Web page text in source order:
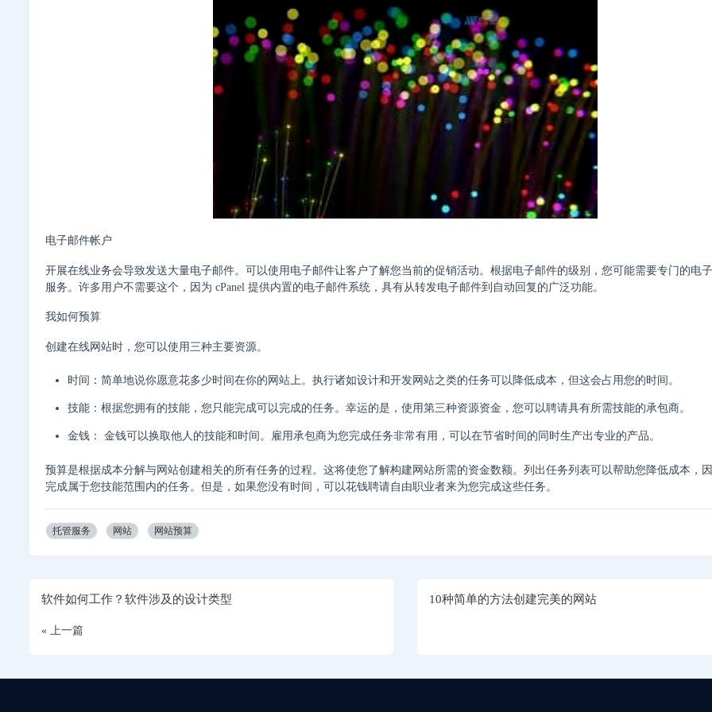
电子邮件帐户
开展在线业务会导致发送大量电子邮件。可以使用电子邮件让客户了解您当前的促销活动。根据电子邮件的级别，您可能需要专门的电
服务。许多用户不需要这个，因为 cPanel 提供内置的电子邮件系统，具有从转发电子邮件到自动回复的广泛功能。
我如何预算
创建在线网站时，您可以使用三种主要资源。
时间：简单地说你愿意花多少时间在你的网站上。执行诸如设计和开发网站之类的任务可以降低成本，但这会占用您的时间。
技能：根据您拥有的技能，您只能完成可以完成的任务。幸运的是，使用第三种资源资金，您可以聘请具有所需技能的承包商。
金钱： 金钱可以换取他人的技能和时间。雇用承包商为您完成任务非常有用，可以在节省时间的同时生产出专业的产品。
预算是根据成本分解与网站创建相关的所有任务的过程。这将使您了解构建网站所需的资金数额。列出任务列表可以帮助您降低成本，
完成属于您技能范围内的任务。但是，如果您没有时间，可以花钱聘请自由职业者来为您完成这些任务。
托管服务 网站 网站预算
软件如何工作？软件涉及的设计类型
« 上一篇
10种简单的方法创建完美的网站